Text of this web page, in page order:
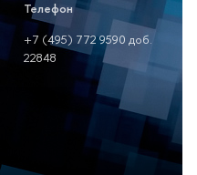
Телефон
+7 (495) 772 9590 доб.
22848